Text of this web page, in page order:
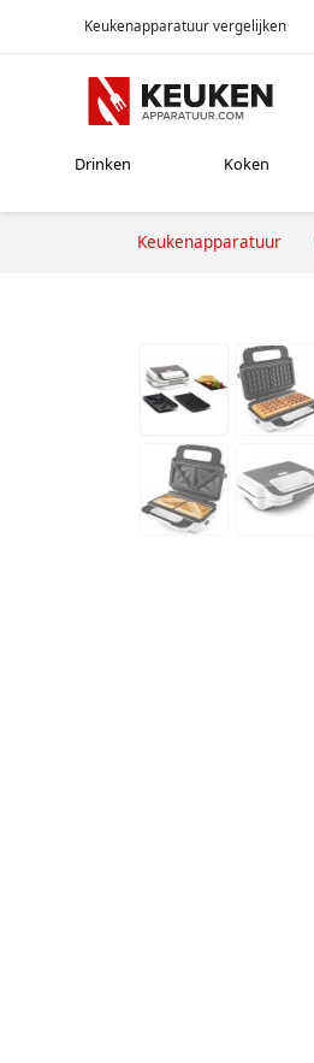
Keukenapparatuur vergelijken
Drinken Koken
Keukenapparatuur